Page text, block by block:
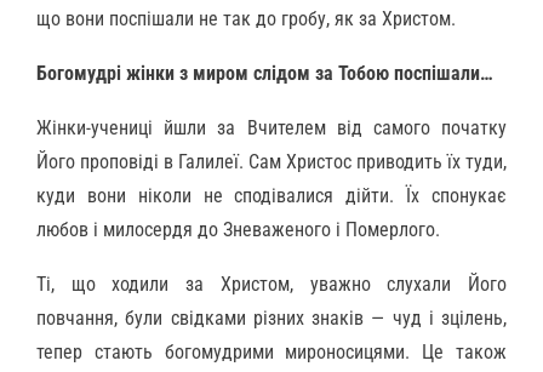
що вони поспішали не так до гробу, як за Христом.
Богомудрі жінки з миром слідом за Тобою поспішали…
Жінки-учениці йшли за Вчителем від самого початку
Його проповіді в Галилеї. Сам Христос приводить їх туди,
куди вони ніколи не сподівалися дійти. Їх спонукає
любов і милосердя до Зневаженого і Померлого.
Ті, що ходили за Христом, уважно слухали Його
повчання, були свідками різних знаків — чуд і зцілень,
тепер стають богомудрими мироносицями. Це також